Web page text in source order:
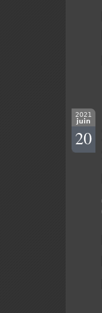
2021
juin
20